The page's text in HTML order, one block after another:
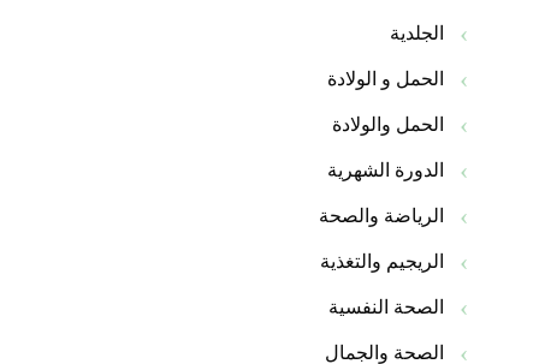
الجلدية
الحمل و الولادة
الحمل والولادة
الدورة الشهرية
الرياضة والصحة
الريجيم والتغذية
الصحة النفسية
الصحة والجمال